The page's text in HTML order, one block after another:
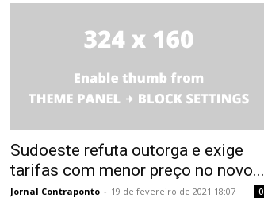
Sudoeste refuta outorga e exige
tarifas com menor preço no novo...
Jornal Contraponto - 19 de fevereiro de 2021 18:07 0